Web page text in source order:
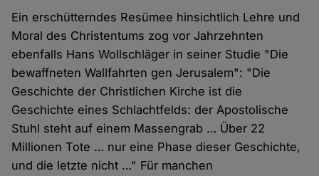
Ein erschütterndes Resümee hinsichtlich Lehre und
Moral des Christentums zog vor Jahrzehnten
ebenfalls Hans Wollschläger in seiner Studie "Die
bewaffneten Wallfahrten gen Jerusalem": "Die
Geschichte der Christlichen Kirche ist die
Geschichte eines Schlachtfelds: der Apostolische
Stuhl steht auf einem Massengrab … Über 22
Millionen Tote … nur eine Phase dieser Geschichte,
und die letzte nicht …" Für manchen